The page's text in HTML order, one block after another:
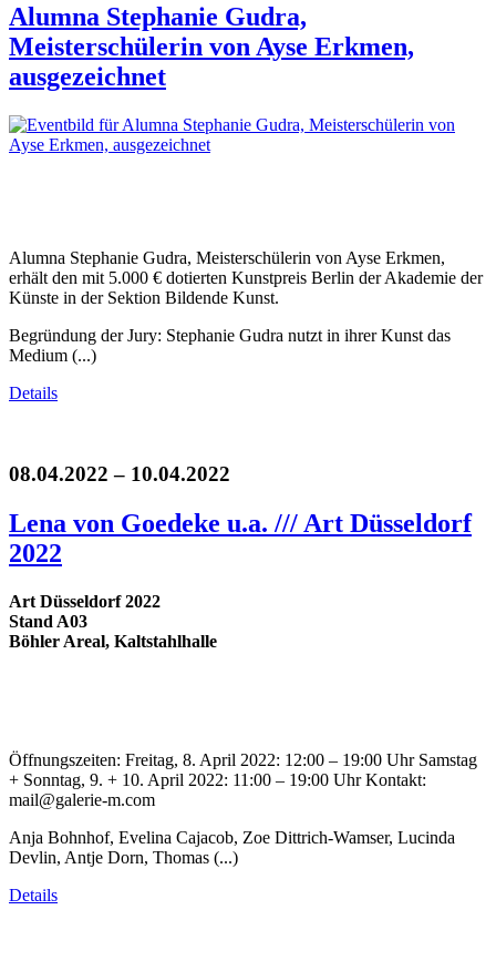
Alumna Stephanie Gudra,
Meisterschülerin von Ayse Erkmen,
ausgezeichnet
Alumna Stephanie Gudra, Meisterschülerin von Ayse Erkmen,
erhält den mit 5.000 € dotierten Kunstpreis Berlin der Akademie der
Künste in der Sektion Bildende Kunst.
Begründung der Jury: Stephanie Gudra nutzt in ihrer Kunst das
Medium (...)
Details
08.04.2022 – 10.04.2022
Lena von Goedeke u.a. /// Art Düsseldorf
2022
Art Düsseldorf 2022
Stand A03
Böhler Areal, Kaltstahlhalle
Öffnungszeiten: Freitag, 8. April 2022: 12:00 – 19:00 Uhr Samstag
+ Sonntag, 9. + 10. April 2022: 11:00 – 19:00 Uhr Kontakt:
mail@galerie-m.com
Anja Bohnhof, Evelina Cajacob, Zoe Dittrich-Wamser, Lucinda
Devlin, Antje Dorn, Thomas (...)
Details